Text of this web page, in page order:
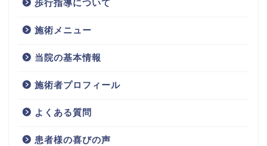
歩行指導について
施術メニュー
当院の基本情報
施術者プロフィール
よくある質問
患者様の喜びの声